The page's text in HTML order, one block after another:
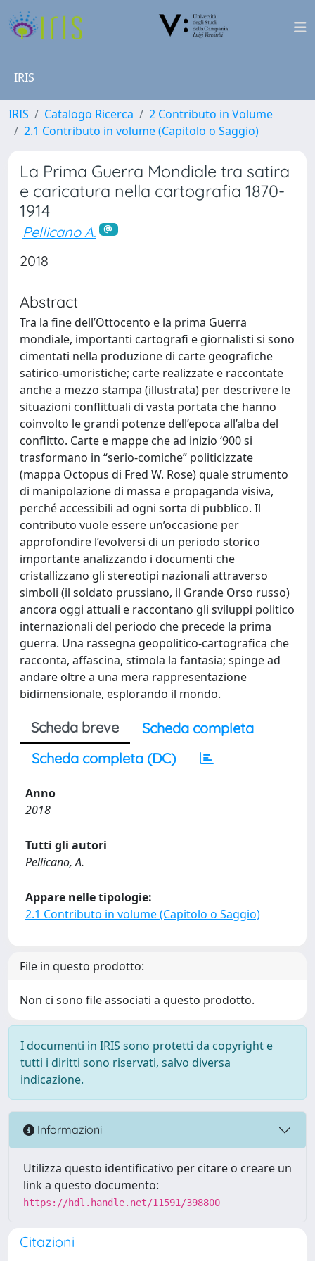
IRIS
IRIS Catalogo Ricerca
2 Contributo in Volume
2.1 Contributo in volume (Capitolo o Saggio)
La Prima Guerra Mondiale tra satira
e caricatura nella cartografia 1870-
1914
Pellicano A.
2018
Abstract
Tra la fine dell’Ottocento e la prima Guerra
mondiale, importanti cartografi e giornalisti si sono
cimentati nella produzione di carte geografiche
satirico-umoristiche; carte realizzate e raccontate
anche a mezzo stampa (illustrata) per descrivere le
situazioni conflittuali di vasta portata che hanno
coinvolto le grandi potenze dell’epoca all’alba del
conflitto. Carte e mappe che ad inizio ‘900 si
trasformano in “serio-comiche” politicizzate
(mappa Octopus di Fred W. Rose) quale strumento
di manipolazione di massa e propaganda visiva,
perché accessibili ad ogni sorta di pubblico. Il
contributo vuole essere un’occasione per
approfondire l’evolversi di un periodo storico
importante analizzando i documenti che
cristallizzano gli stereotipi nazionali attraverso
simboli (il soldato prussiano, il Grande Orso russo)
ancora oggi attuali e raccontano gli sviluppi politico
internazionali del periodo che precede la prima
guerra. Una rassegna geopolitico-cartografica che
racconta, affascina, stimola la fantasia; spinge ad
andare oltre a una mera rappresentazione
bidimensionale, esplorando il mondo.
Scheda breve
Scheda completa
Scheda completa (DC)
Anno
2018
Tutti gli autori
Pellicano, A.
Appare nelle tipologie:
2.1 Contributo in volume (Capitolo o Saggio)
File in questo prodotto:
Non ci sono file associati a questo prodotto.
I documenti in IRIS sono protetti da copyright e
tutti i diritti sono riservati, salvo diversa
indicazione.
Informazioni
Utilizza questo identificativo per citare o creare un
link a questo documento:
https://hdl.handle.net/11591/398800
Citazioni